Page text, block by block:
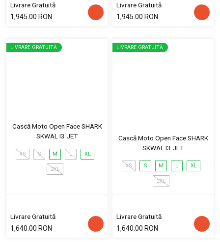
Livrare Gratuită
1,945.00 RON
Livrare Gratuită
1,945.00 RON
LIVRARE GRATUITĂ
Cască Moto Open Face SHARK
SKWAL I3 JET
XS S M L XL
2XL
Livrare Gratuită
1,640.00 RON
LIVRARE GRATUITĂ
Cască Moto Open Face SHARK
SKWAL I3 JET
XS S M L XL
2XL
Livrare Gratuită
1,640.00 RON